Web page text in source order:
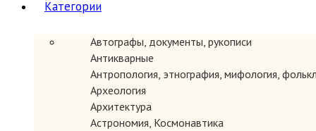
Категории
Автографы, документы, рукописи
Антикварные
Антропология, этнография, мифология,
Археология
Архитектура
Астрономия, Космонавтика